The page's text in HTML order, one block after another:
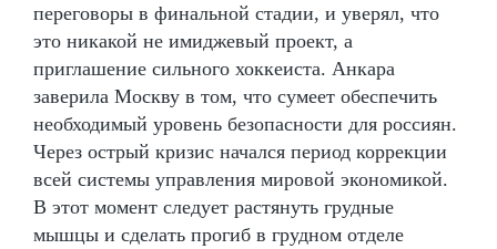
переговоры в финальной стадии, и уверял, что
это никакой не имиджевый проект, а
приглашение сильного хоккеиста. Анкара
заверила Москву в том, что сумеет обеспечить
необходимый уровень безопасности для россиян.
Через острый кризис начался период коррекции
всей системы управления мировой экономикой.
В этот момент следует растянуть грудные
мышцы и сделать прогиб в грудном отделе